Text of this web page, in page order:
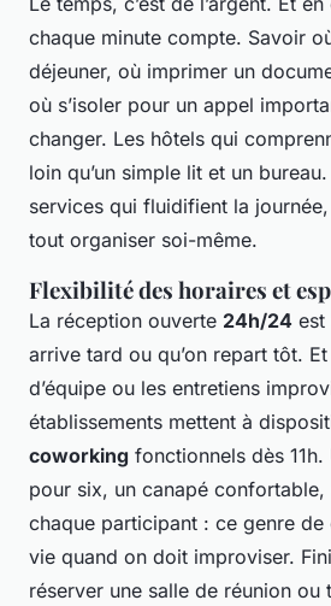
chaque minute compte. Savoir
déjeuner, où imprimer un
où s’isoler pour un appel
changer. Les hôtels qui
loin qu’un simple lit et un
services qui fluidifient la journée,
tout organiser soi-même.
Flexibilité des horaires et
La réception ouverte 24h/24 est
arrive tard ou qu’on repart tôt.
d’équipe ou les entretiens
établissements mettent à
coworking fonctionnels dès
pour six, un canapé
chaque participant : ce genre
vie quand on doit improviser.
réserver une salle de réunion ou